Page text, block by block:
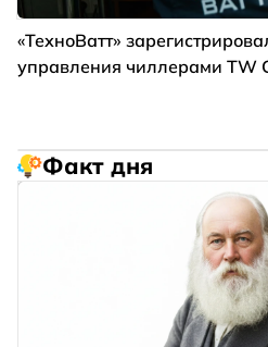
«ТехноВатт»
управления чиллерами TW
Факт дня